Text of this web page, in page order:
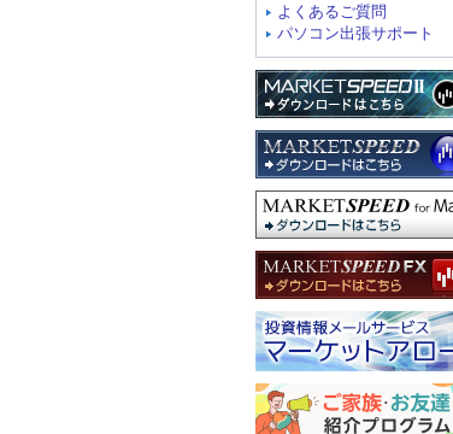
よくあるご質問
パソコン出張サポート